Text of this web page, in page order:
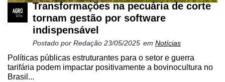
Transformações na pecuária de corte
tornam gestão por software
indispensável
Postado por Redação 23/05/2025 em Notícias
Políticas públicas estruturantes para o setor e guerra
tarifária podem impactar positivamente a bovinocultura no
Brasil...